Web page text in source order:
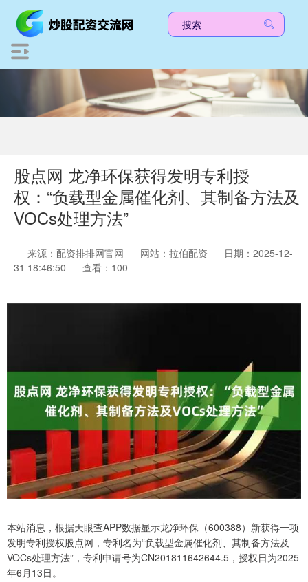
股点网 龙净环保获得发明专利授
权：“负载型金属催化剂、其制备方法及
VOCs处理方法”
来源：配资排排网官网 网站：拉伯配资
日期：2025-12-
31 18:46:50
查看：100
本站消息，根据天眼查APP数据显示龙净环保（600388）新获得一项
发明专利授权股点网，专利名为“负载型金属催化剂、其制备方法及
VOCs处理方法”，专利申请号为CN201811642644.5，授权日为2025
年6月13日。